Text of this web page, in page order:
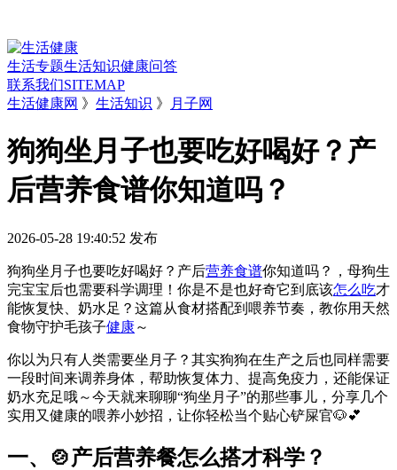
生活专题生活知识健康问答
联系我们SITEMAP
生活健康网 》 生活知识 》 月子网
狗狗坐月子也要吃好喝好？产
后营养食谱你知道吗？
2026-05-28 19:40:52 发布
狗狗坐月子也要吃好喝好？产后营养食谱你知道吗？，母狗生
完宝宝后也需要科学调理！你是不是也好奇它到底该怎么吃才
能恢复快、奶水足？这篇从食材搭配到喂养节奏，教你用天然
食物守护毛孩子健康～
你以为只有人类需要坐月子？其实狗狗在生产之后也同样需要
一段时间来调养身体，帮助恢复体力、提高免疫力，还能保证
奶水充足哦～今天就来聊聊“狗坐月子”的那些事儿，分享几个
实用又健康的喂养小妙招，让你轻松当个贴心铲屎官🐶💕
一、🍲产后营养餐怎么搭才科学？